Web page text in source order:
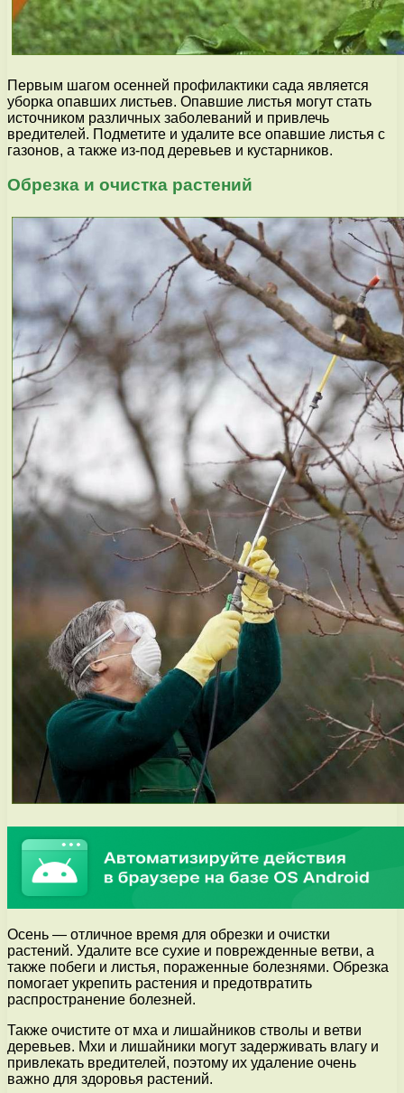
Первым шагом осенней профилактики сада является
уборка опавших листьев. Опавшие листья могут стать
источником различных заболеваний и привлечь
вредителей. Подметите и удалите все опавшие листья с
газонов, а также из-под деревьев и кустарников.
Обрезка и очистка растений
Осень — отличное время для обрезки и очистки
растений. Удалите все сухие и поврежденные ветви, а
также побеги и листья, пораженные болезнями. Обрезка
помогает укрепить растения и предотвратить
распространение болезней.
Также очистите от мха и лишайников стволы и ветви
деревьев. Мхи и лишайники могут задерживать влагу и
привлекать вредителей, поэтому их удаление очень
важно для здоровья растений.